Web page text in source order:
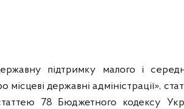
підтримку малого і
державні адміністрації»,
78 Бюджетного кодексу